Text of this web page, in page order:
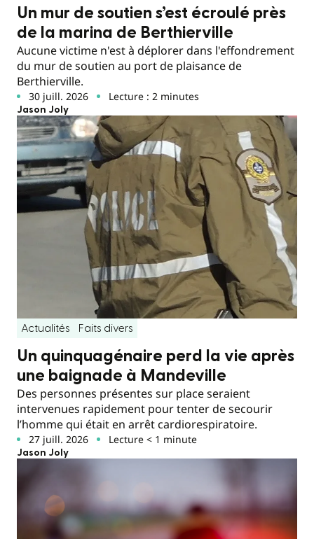
Un mur de soutien s’est écroulé près
de la marina de Berthierville
Aucune victime n'est à déplorer dans l'effondrement
du mur de soutien au port de plaisance de
Berthierville.
30 juill. 2026 Lecture : 2 minutes
Jason Joly
Actualités Faits divers
Un quinquagénaire perd la vie après
une baignade à Mandeville
Des personnes présentes sur place seraient
intervenues rapidement pour tenter de secourir
l’homme qui était en arrêt cardiorespiratoire.
27 juill. 2026 Lecture < 1 minute
Jason Joly